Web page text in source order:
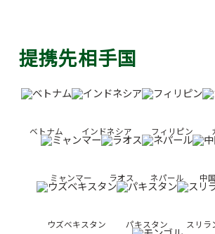
提携先相手国
ベトナム インドネシア フィリピン
ミャンマー ラオス ネパール 中国
ウズベキスタン パキスタン スリラ